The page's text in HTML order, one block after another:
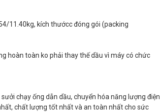
11.40kg, kích thướcc đóng gói (packing
hoàn toàn ko phải thay thế dầu vì máy có chức
chạy ống dẫn dầu, chuyển hóa năng lượng điện
chất lượng tốt nhất và an toàn nhất cho sức